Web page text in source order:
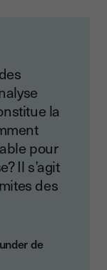
la
pour
Il s’agit
des
de